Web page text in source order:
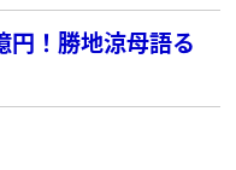
！勝地涼母語る